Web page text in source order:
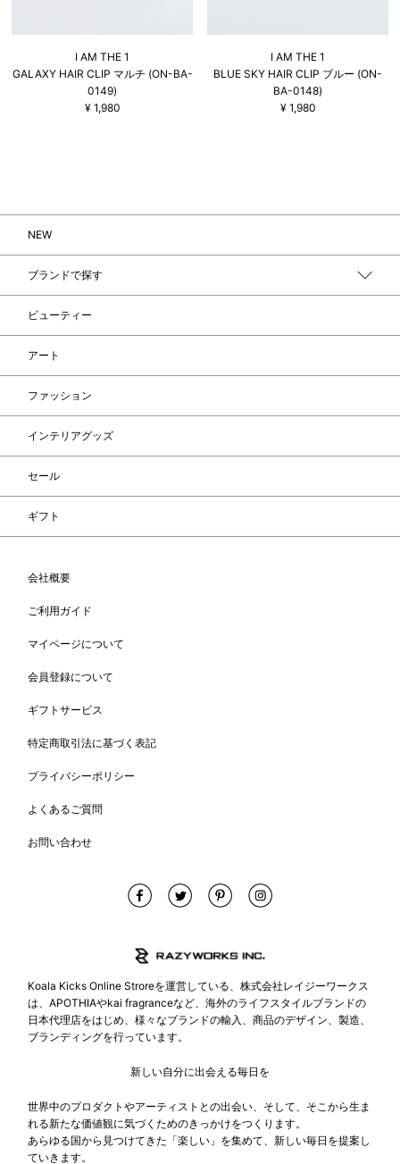
I AM THE 1
GALAXY HAIR CLIP マルチ (ON-BA-
0149)
¥ 1,980
I AM THE 1
BLUE SKY HAIR CLIP ブルー (ON-
BA-0148)
¥ 1,980
NEW
ブランドで探す
ビューティー
アート
ファッション
インテリアグッズ
セール
ギフト
会社概要
ご利用ガイド
マイページについて
会員登録について
ギフトサービス
特定商取引法に基づく表記
プライバシーポリシー
よくあるご質問
お問い合わせ
Koala Kicks Online Stroreを運営している、株式会社レイジーワークス
は、APOTHIAやkai fragranceなど、海外のライフスタイルブランドの
日本代理店をはじめ、様々なブランドの輸入、商品のデザイン、製造、
ブランディングを行っています。
新しい自分に出会える毎日を
世界中のプロダクトやアーティストとの出会い、そして、そこから生ま
れる新たな価値観に気づくためのきっかけをつくります。
あらゆる国から見つけてきた「楽しい」を集めて、新しい毎日を提案し
ていきます。